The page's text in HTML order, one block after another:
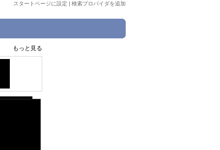
スタートページに設定 | 検索プロバイダを追加
もっと見る